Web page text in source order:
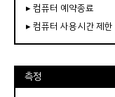
▸ 컴퓨터 예약종료
▸ 컴퓨터 사용시간 제한
측정